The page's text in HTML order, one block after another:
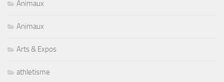
Animaux
Animaux
Arts & Expos
athletisme